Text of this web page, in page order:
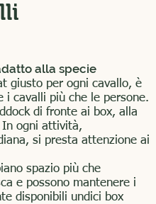
alla specie
giusto per ogni cavallo, è
cavalli più che le persone.
di fronte ai box, alla
In ogni attività,
si presta attenzione ai
spazio più che
e possono mantenere i
disponibili undici box